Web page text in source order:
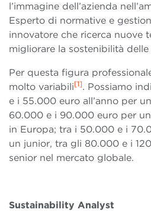
l’immagine dell’azienda
Esperto di normative e
innovatore che ricerca nuove
migliorare la sostenibilità
Per questa figura
molto variabili[1]. Possiamo
e i 55.000 euro all’anno per
60.000 e i 90.000 euro per
in Europa; tra i 50.000 e i
un junior, tra gli 80.000 e i
senior nel mercato globale.
Sustainability Analyst